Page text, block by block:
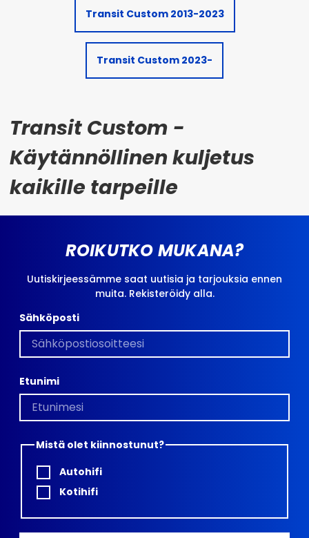
Transit Custom 2013-2023
Transit Custom 2023-
Transit Custom -
Käytännöllinen kuljetus
kaikille tarpeille
ROIKUTKO MUKANA?
Uutiskirjeessämme saat uutisia ja tarjouksia ennen
muita. Rekisteröidy alla.
Sähköposti
Etunimi
Mistä olet kiinnostunut?
Autohifi
Kotihifi